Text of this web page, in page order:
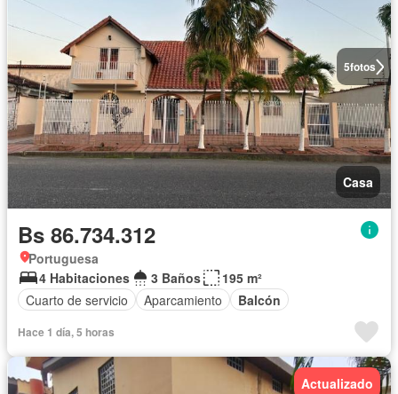
5fotos
Casa
Bs 86.734.312
Portuguesa
4 Habitaciones
3 Baños
195 m²
Cuarto de servicio
Aparcamiento Balcón
Hace 1 día, 5 horas
Actualizado